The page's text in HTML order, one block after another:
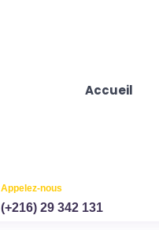
Accueil
Appelez-nous
(+216) 29 342 131